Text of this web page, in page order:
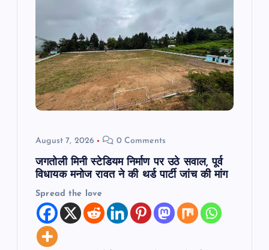
August 7, 2026 0 Comments
जगतोली मिनी स्टेडियम निर्माण पर उठे सवाल, पूर्व
विधायक मनोज रावत ने की थर्ड पार्टी जांच की मांग
Spread the love